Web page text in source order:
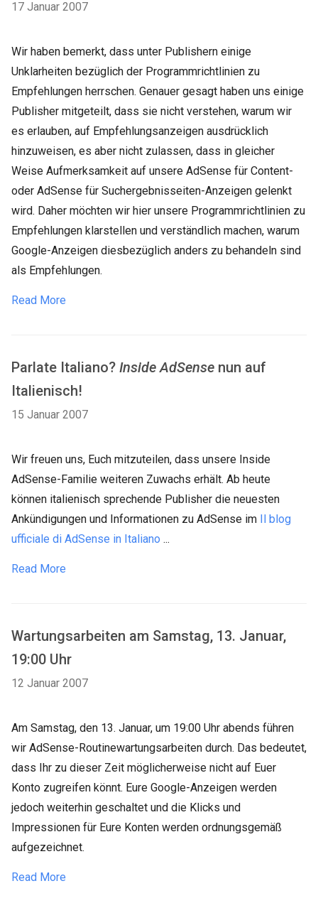
17 Januar 2007
Wir haben bemerkt, dass unter Publishern einige
Unklarheiten bezüglich der Programmrichtlinien zu
Empfehlungen herrschen. Genauer gesagt haben uns einige
Publisher mitgeteilt, dass sie nicht verstehen, warum wir
es erlauben, auf Empfehlungsanzeigen ausdrücklich
hinzuweisen, es aber nicht zulassen, dass in gleicher
Weise Aufmerksamkeit auf unsere AdSense für Content-
oder AdSense für Suchergebnisseiten-Anzeigen gelenkt
wird. Daher möchten wir hier unsere Programmrichtlinien zu
Empfehlungen klarstellen und verständlich machen, warum
Google-Anzeigen diesbezüglich anders zu behandeln sind
als Empfehlungen.
Read More
Parlate Italiano? Inside AdSense nun auf
Italienisch!
15 Januar 2007
Wir freuen uns, Euch mitzuteilen, dass unsere Inside
AdSense-Familie weiteren Zuwachs erhält. Ab heute
können italienisch sprechende Publisher die neuesten
Ankündigungen und Informationen zu AdSense im Il blog
ufficiale di AdSense in Italiano ...
Read More
Wartungsarbeiten am Samstag, 13. Januar,
19:00 Uhr
12 Januar 2007
Am Samstag, den 13. Januar, um 19:00 Uhr abends führen
wir AdSense-Routinewartungsarbeiten durch. Das bedeutet,
dass Ihr zu dieser Zeit möglicherweise nicht auf Euer
Konto zugreifen könnt. Eure Google-Anzeigen werden
jedoch weiterhin geschaltet und die Klicks und
Impressionen für Eure Konten werden ordnungsgemäß
aufgezeichnet.
Read More